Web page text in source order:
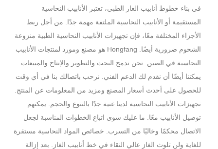
في بناء خطوط أنابيب الغاز الطبي، تعتبر الأنابيب النحاسية
المستقيمة أو الأنابيب النحاسية الملتفة مهمة جدًا. من أجل ربط
الأجزاء المختلفة معًا، فإن تجهيزات الأنابيب النحاسية الطبية منزوعة
الشحوم ضرورية أيضًا. Hongfang هو مصنع ومورد لمنتجات الأنابيب
النحاسية في الصين. نحن ندمج البحث والتطوير والإنتاج والمبيعات.
يمكننا أيضًا أن نقدم لك الدعم الفني. نرحب باتصالك بنا في أي وقت
للحصول على أحدث أسعار المصنع ومزيد من المعلومات عن المنتج.
تجهيزات الأنابيب النحاسية لدينا غنية جدًا بالتنوع والحجم. يمكنهم
توصيل الأنابيب معًا. ما عليك سوى اتباع الخطوات المناسبة لجعل
الاتصال محكمًا وخاليًا من التسرب. خصائص المواد النحاسية مستقرة
للغاية ولن تلوث الغاز عالي النقاء في خط أنابيب الغاز. بعد إزالة